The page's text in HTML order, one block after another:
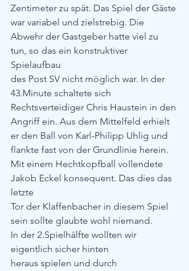
Zentimeter zu spät. Das Spiel der Gäste
war variabel und zielstrebig. Die
Abwehr der Gastgeber hatte viel zu
tun, so das ein konstruktiver
Spielaufbau
des Post SV nicht möglich war. In der
43.Minute schaltete sich
Rechtsverteidiger Chris Haustein in den
Angriff ein. Aus dem Mittelfeld erhielt
er den Ball von Karl-Philipp Uhlig und
flankte fast von der Grundlinie herein.
Mit einem Hechtkopfball vollendete
Jakob Eckel konsequent. Das dies das
letzte
Tor der Klaffenbacher in diesem Spiel
sein sollte glaubte wohl niemand.
In der 2.Spielhälfte wollten wir
eigentlich sicher hinten
heraus spielen und durch